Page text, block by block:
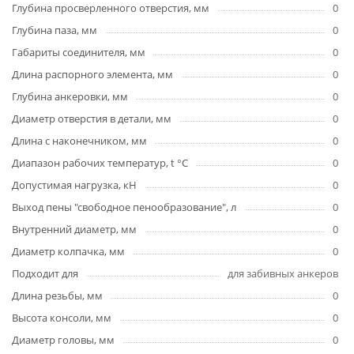
Глубина просверленного отверстия, мм
0
Глубина паза, мм
0
Габариты соединителя, мм
0
Длина распорного элемента, мм
0
Глубина анкеровки, мм
0
Диаметр отверстия в детали, мм
0
Длина с наконечником, мм
0
Диапазон рабочих температур, t °C
0
Допустимая нагрузка, кН
0
Выход пены "свободное пенообразование", л
0
Внутренний диаметр, мм
0
Диаметр колпачка, мм
0
Подходит для
для забивных анкеров
Длина резьбы, мм
0
Высота консоли, мм
0
Диаметр головы, мм
0